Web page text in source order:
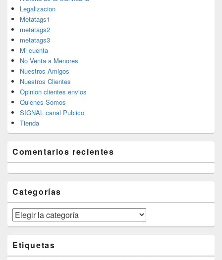
Legalizacion
Metatags1
metatags2
metatags3
Mi cuenta
No Venta a Menores
Nuestros Amigos
Nuestros Clientes
Opinion clientes envios
Quienes Somos
SIGNAL canal Publico
Tienda
Comentarios recientes
Categorías
Categorías
Etiquetas